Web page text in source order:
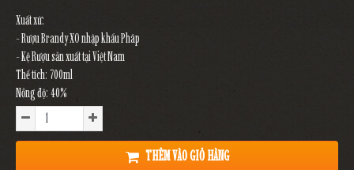
Xuất xứ:
- Rượu Brandy XO nhập khẩu Pháp
- Kệ Rượu sản xuất tại Việt Nam
Thể tích: 700ml
Nồng độ: 40%
THÊM VÀO GIỎ HÀNG